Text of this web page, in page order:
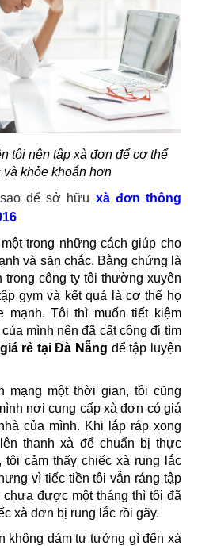
tôi nên tập xà đơn để cơ thể
và khỏe khoắn hơn
để sở hữu xà đơn thông
trong những cách giúp cho
và săn chắc. Bằng chứng là
trong công ty tôi thường xuyên
gym và kết quả là cơ thể họ
mạnh. Tôi thì muốn tiết kiệm
thời gian và tiền bạc của mình nên đã cất công đi tìm
rẻ tại Đà Nẵng để tập luyện
mạng một thời gian, tôi cũng
nơi cung cấp xà đơn có giá
của mình. Khi lắp ráp xong
thanh xà để chuẩn bị thực
tôi cảm thấy chiếc xà rung lắc
vì tiếc tiền tôi vẫn ráng tập
được một tháng thì tôi đã
xà đơn bị rung lắc rồi gãy.
không dám tư tưởng gì đến xà